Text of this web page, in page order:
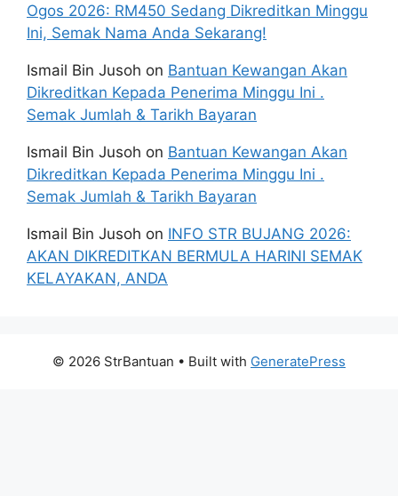
Ogos 2026: RM450 Sedang Dikreditkan Minggu
Ini, Semak Nama Anda Sekarang!
Ismail Bin Jusoh on Bantuan Kewangan Akan
Dikreditkan Kepada Penerima Minggu Ini .
Semak Jumlah & Tarikh Bayaran
Ismail Bin Jusoh on Bantuan Kewangan Akan
Dikreditkan Kepada Penerima Minggu Ini .
Semak Jumlah & Tarikh Bayaran
Ismail Bin Jusoh on INFO STR BUJANG 2026:
AKAN DIKREDITKAN BERMULA HARINI SEMAK
KELAYAKAN, ANDA
© 2026 StrBantuan • Built with GeneratePress